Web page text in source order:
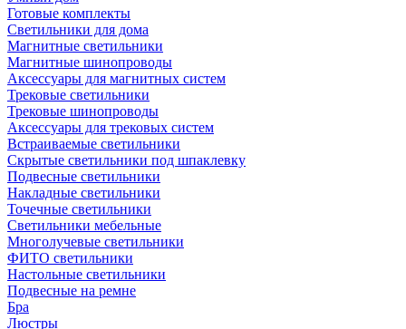
Готовые комплекты
Светильники для дома
Магнитные светильники
Магнитные шинопроводы
Аксессуары для магнитных систем
Трековые светильники
Трековые шинопроводы
Аксессуары для трековых систем
Встраиваемые светильники
Скрытые светильники под шпаклевку
Подвесные светильники
Накладные светильники
Точечные светильники
Светильники мебельные
Многолучевые светильники
ФИТО светильники
Настольные светильники
Подвесные на ремне
Бра
Люстры